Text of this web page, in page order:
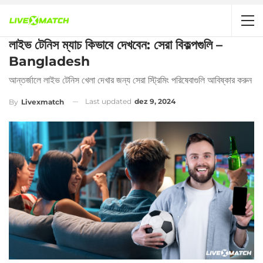
লাইভ টেনিস ম্যাচ কিভাবে দেখবেন: সেরা বিকল্পগুলি –
Bangladesh
আন্তর্জালে লাইভ টেনিস খেলা দেখার জন্য সেরা স্ট্রিমিং পরিষেবাগুলি আবিষ্কার করুন
By Livexmatch Last updated dez 9, 2024